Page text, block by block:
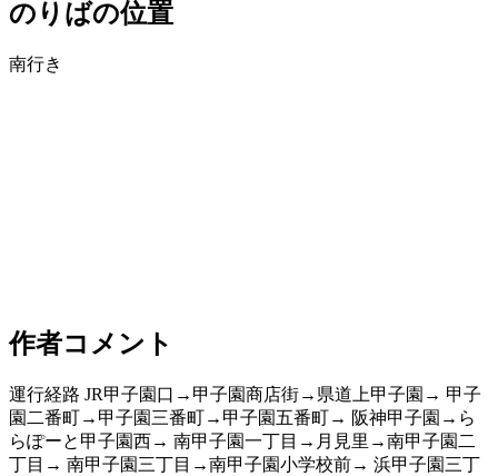
のりばの位置
南行き
作者コメント
運行経路 JR甲子園口→甲子園商店街→県道上甲子園→ 甲子
園二番町→甲子園三番町→甲子園五番町→ 阪神甲子園→ら
らぽーと甲子園西→ 南甲子園一丁目→月見里→南甲子園二
丁目→ 南甲子園三丁目→南甲子園小学校前→ 浜甲子園三丁